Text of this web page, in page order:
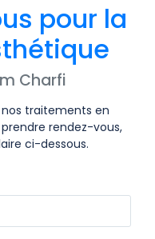
pour la
Charfi
traitements en
rendez-vous,
ci-dessous.